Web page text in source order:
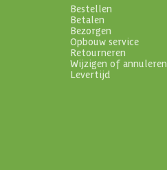
Bestellen
Betalen
Bezorgen
Opbouw service
Retourneren
Wijzigen of annuleren
Levertijd